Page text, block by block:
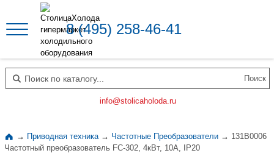
8 (495) 258-46-41
Поиск по каталогу
info@stolicaholoda.ru
→ Приводная техника → Частотные Преобразователи → 131B0006
Частотный преобразователь FC-302, 4кВт, 10А, IP20